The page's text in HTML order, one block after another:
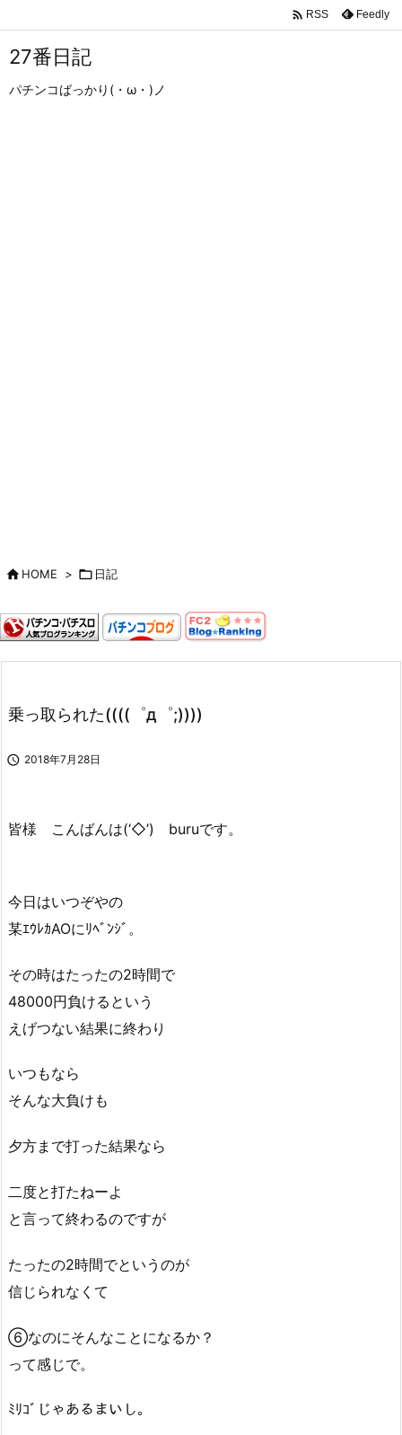
 RSS Feedly
27番日記
パチンコばっかり(・ω・)ノ
HOME >  日記
乗っ取られた((((゜д゜;))))
 2018年7月28日
皆様 こんばんは(‘◇’)ゞburuです。
今日はいつぞやの
某ｴｳﾚｶAOにﾘﾍﾞﾝｼﾞ。
その時はたったの2時間で
48000円負けるという
えげつない結果に終わり
いつもなら
そんな大負けも
夕方まで打った結果なら
二度と打たねーよ
と言って終わるのですが
たったの2時間でというのが
信じられなくて
⑥なのにそんなことになるか？
って感じで。
ﾐﾘｺﾞじゃあるまいし。